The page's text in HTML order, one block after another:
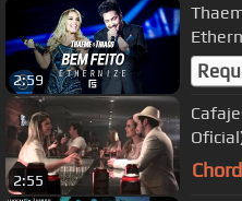
2:59
2:55